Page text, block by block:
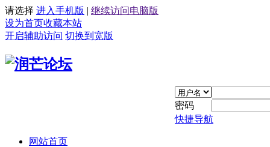
请选择 进入手机版 | 继续访问电脑版
设为首页收藏本站
开启辅助访问 切换到宽版
密码
快捷导航
网站首页